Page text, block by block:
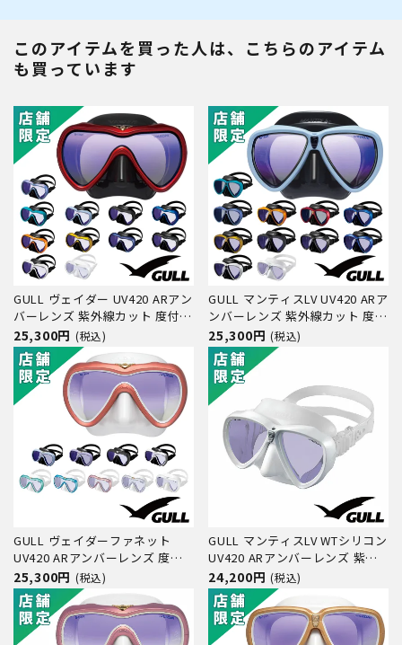
耐久性
このアイテムを買った人は、こちらのアイテム
も買っています
GULL ヴェイダー UV420 ARアン
バーレンズ 紫外線カット 度付き
レンズ（オーダー）対応 GM-
1293D GM-1294D ダイビング マ
スク
25,300円 (税込)
GULL マンティスLV UV420 ARア
ンバーレンズ 紫外線カット 度付
きレンズ対応 GM-1290D GM-
1291D ダイビング マスク
25,300円 (税込)
GULL ヴェイダーファネット
UV420 ARアンバーレンズ 度付
きレンズ（オーダー）対応 GM-
1296D GM-1297D ダイビング マ
スク
25,300円 (税込)
GULL マンティスLV WTシリコン
UV420 ARアンバーレンズ 紫外
線カット 度付きレンズ対応 GM-
1291C ダイビング マスク
24,200円 (税込)